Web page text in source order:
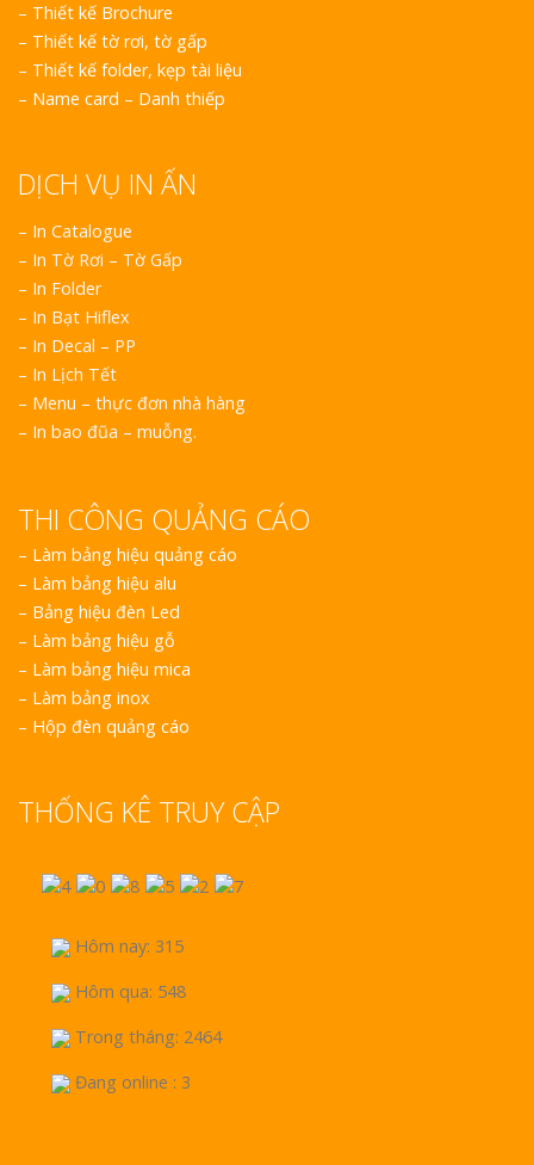
– Thiết kế Brochure
– Thiết kế tờ rơi, tờ gấp
– Thiết kế folder, kẹp tài liệu
– Name card – Danh thiếp
DỊCH VỤ IN ẤN
– In Catalogue
– In Tờ Rơi – Tờ Gấp
– In Folder
– In Bạt Hiflex
– In Decal – PP
– In Lịch Tết
– Menu – thực đơn nhà hàng
– In bao đũa – muỗng.
THI CÔNG QUẢNG CÁO
– Làm bảng hiệu quảng cáo
– Làm bảng hiệu alu
– Bảng hiệu đèn Led
– Làm bảng hiệu gỗ
– Làm bảng hiệu mica
– Làm bảng inox
– Hộp đèn quảng cáo
THỐNG KÊ TRUY CẬP
Hôm nay: 315
Hôm qua: 548
Trong tháng: 2464
Đang online : 3